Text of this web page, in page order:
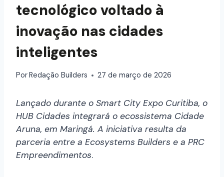
tecnológico voltado à
inovação nas cidades
inteligentes
PorRedação Builders 27 de março de 2026
Lançado durante o Smart City Expo Curitiba, o
HUB Cidades integrará o ecossistema Cidade
Aruna, em Maringá. A iniciativa resulta da
parceria entre a Ecosystems Builders e a PRC
Empreendimentos.